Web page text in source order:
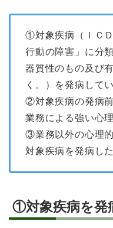
①対象疾病（ＩＣ
行動の障害」に分
器質性のもの及び
く。）を発病して
②対象疾病の発病
業務による強い心
③業務以外の心理
対象疾病を発病し
①対象疾病を発